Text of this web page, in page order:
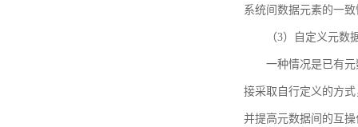
系统间数据元素的一致
（3）自定义元数
一种情况是已有
接采取自行定义的方
并提高元数据间的互